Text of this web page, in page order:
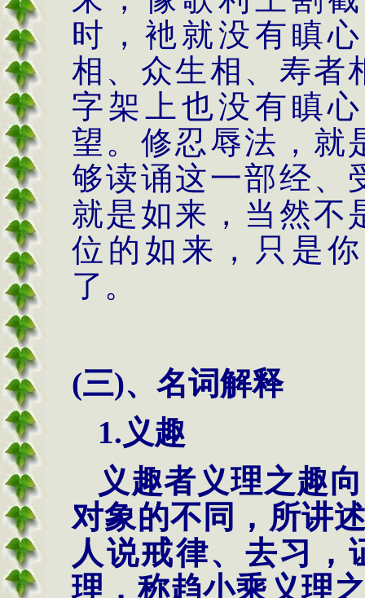
时，衪就没有瞋
相、众生相、寿者
字架上也没有瞋
望。修忍辱法，就
够读诵这一部经、
就是如来，当然不
位的如来，只是
了。
(三)、名词解释
1.义趣
义趣者义理之趣
对象的不同，所讲
人说戒律、去习，
理，称趋小乘义理